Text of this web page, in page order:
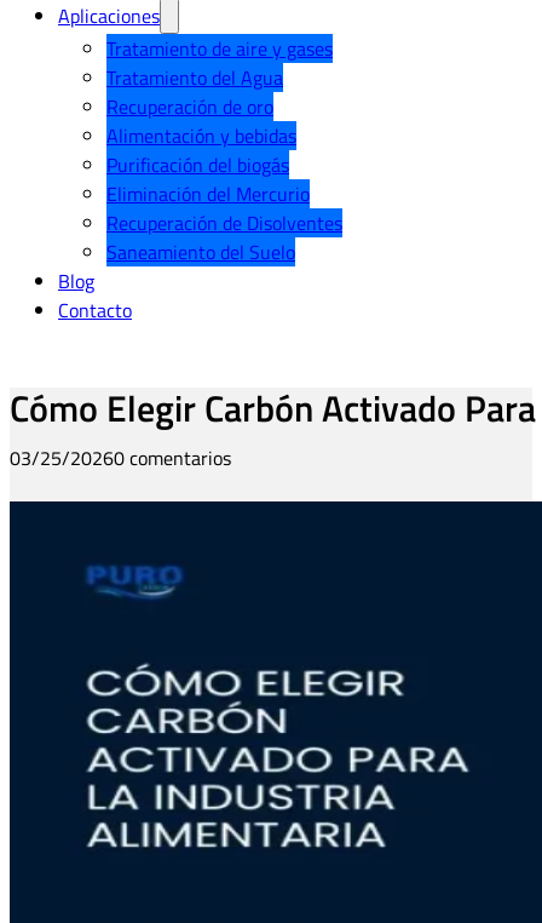
Aplicaciones
Tratamiento de aire y gases
Tratamiento del Agua
Recuperación de oro
Alimentación y bebidas
Purificación del biogás
Eliminación del Mercurio
Recuperación de Disolventes
Saneamiento del Suelo
Blog
Contacto
Cómo Elegir Carbón Activado
03/25/20260 comentarios